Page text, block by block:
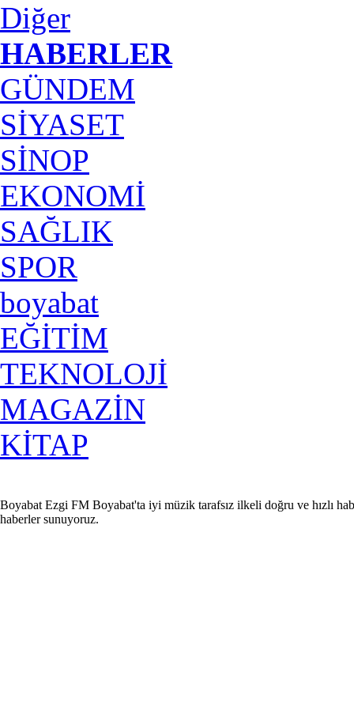
Diğer
HABERLER
GÜNDEM
SİYASET
SİNOP
EKONOMİ
SAĞLIK
SPOR
boyabat
EĞİTİM
TEKNOLOJİ
MAGAZİN
KİTAP
Boyabat Ezgi FM Boyabat'ta iyi müzik tarafsız ilkeli doğru ve hızlı
haberler sunuyoruz.